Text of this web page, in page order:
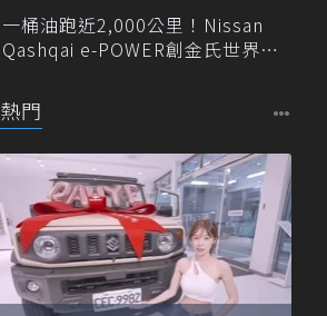
一桶油跑近2,000公里！Nissan
Qashqai e-POWER創金氏世界紀
門